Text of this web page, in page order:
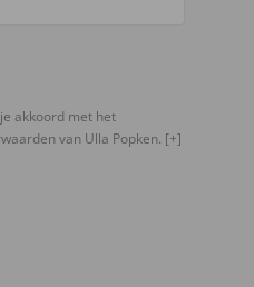
akkoord met het
van Ulla Popken. [+]